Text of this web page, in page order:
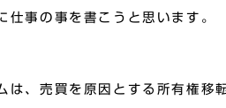
仕事の事を書こうと思います。
は、売買を原因とする所有権移